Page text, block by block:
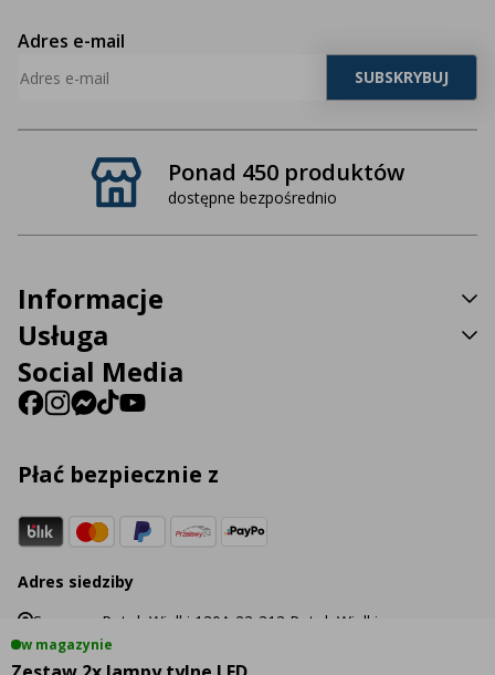
w magazynie
Ponad 450 produktów
dostępne bezpośrednio
Adres e-mail
Informacje
Usługa
Social Media
Płać bezpiecznie z
Adres siedziby
Sp. z o.o. Potok Wielki 130A 23-313 Potok Wielki